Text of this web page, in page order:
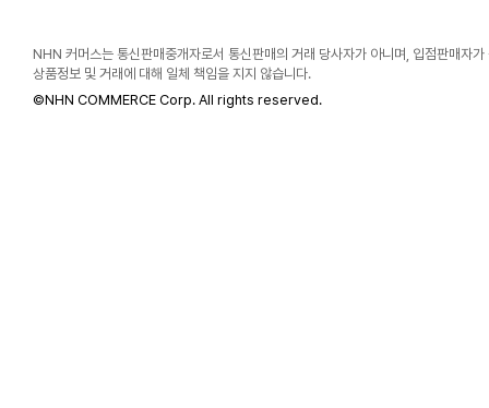
NHN 커머스는 통신판매중개자로서 통신판매의 거래 당사자가 아니며, 입점판매자가
상품정보 및 거래에 대해 일체 책임을 지지 않습니다.
©NHN COMMERCE Corp. All rights reserved.